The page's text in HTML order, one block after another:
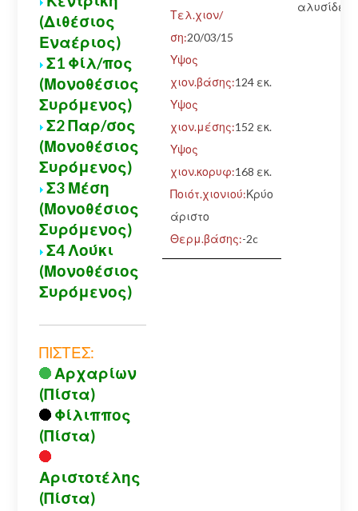
(Διθέσιος
Εναέριος)
Σ1 Φίλ/πος
(Μονοθέσιος
Συρόμενος)
Σ2 Παρ/σος
(Μονοθέσιος
Συρόμενος)
Σ3 Μέση
(Μονοθέσιος
Συρόμενος)
Σ4 Λούκι
(Μονοθέσιος
Συρόμενος)
ΠΙΣΤΕΣ:
Αρχαρίων
(Πίστα)
Φίλιππος
(Πίστα)
Αριστοτέλης
(Πίστα)
Τελ.χιον/
ση:20/03/15
Υψος
χιον.βάσης:124 εκ.
Υψος
χιον.μέσης:152 εκ.
Υψος
χιον.κορυφ:168 εκ.
Ποιότ.χιονιού:Κρύο
άριστο
Θερμ.βάσης:-2c
αλυσίδες